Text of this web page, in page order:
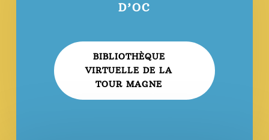
D’OC
BIBLIOTHÈQUE
VIRTUELLE DE LA
TOUR MAGNE